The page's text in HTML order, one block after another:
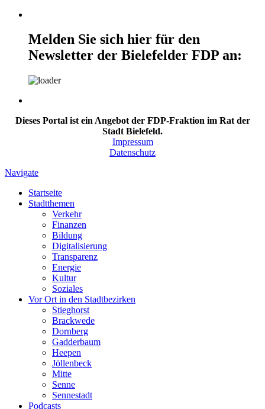
Melden Sie sich hier für den
Newsletter der Bielefelder FDP an:
Dieses Portal ist ein Angebot der FDP-Fraktion im Rat der
Stadt Bielefeld.
Impressum
Datenschutz
Navigate
Startseite
Stadtthemen
Verkehr
Finanzen
Bildung
Digitalisierung
Transparenz
Energie
Kultur
Soziales
Vor Ort in den Stadtbezirken
Stieghorst
Brackwede
Dornberg
Gadderbaum
Heepen
Jöllenbeck
Mitte
Senne
Sennestadt
Podcasts